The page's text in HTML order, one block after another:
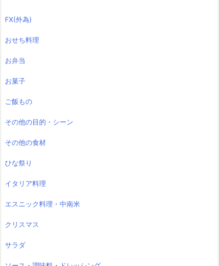
FX(外為)
おせち料理
お弁当
お菓子
ご飯もの
その他の目的・シーン
その他の食材
ひな祭り
イタリア料理
エスニック料理・中南米
クリスマス
サラダ